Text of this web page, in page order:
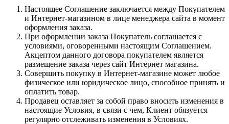
Настоящее Соглашение заключается между Покупателем
и Интернет-магазином в лице менеджера сайта в момент
оформления заказа.
При оформлении заказа Покупатель соглашается с
условиями, оговоренными настоящим Соглашением.
Акцептом данного договора покупателем является
размещение заказа через сайт Интернет магазина.
Совершить покупку в Интернет-магазине может любое
физическое или юридическое лицо, способное принять и
оплатить товар.
Продавец оставляет за собой право вносить изменения в
настоящие Условия, в связи с чем, Клиент обязуется
регулярно отслеживать изменения в Условиях.